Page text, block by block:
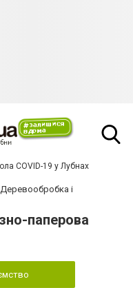
COVID-19 у Лубнах
Деревообробка і
паперова